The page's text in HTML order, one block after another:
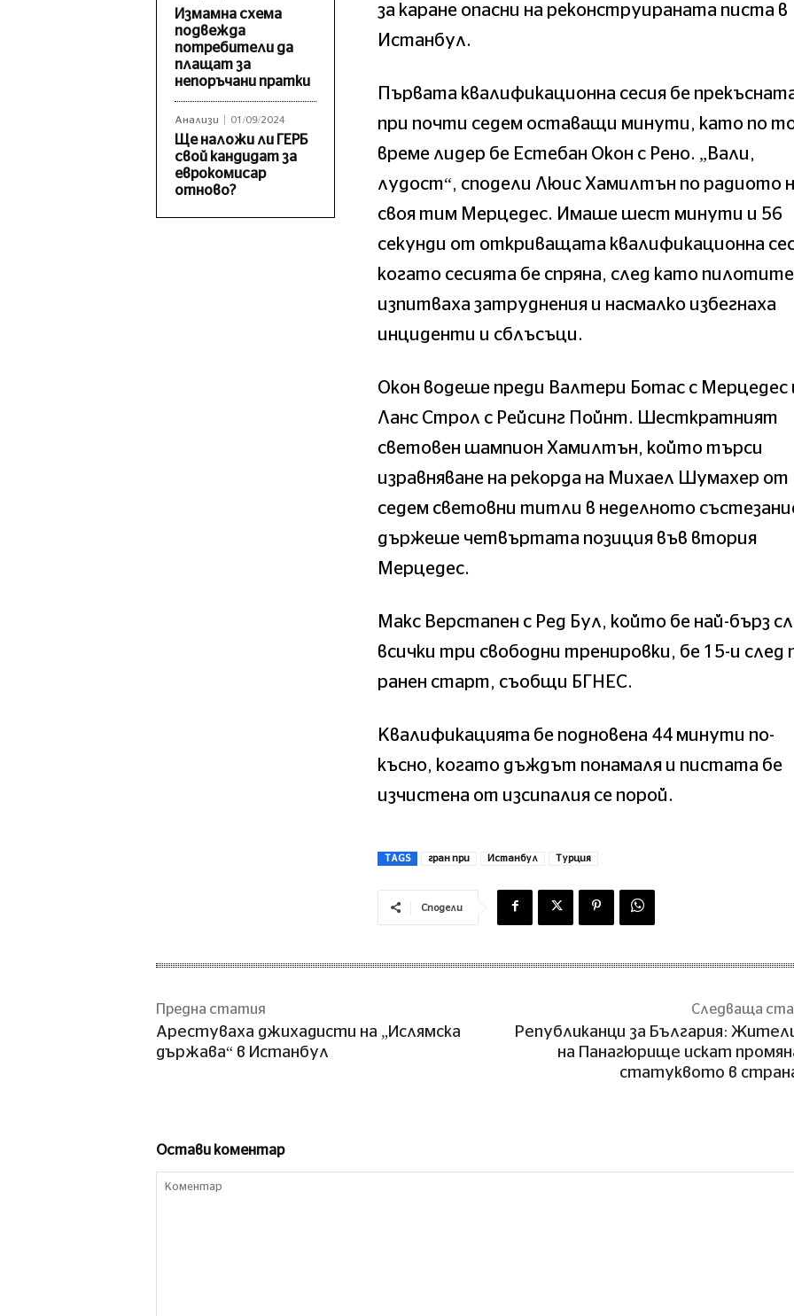
Измамна схема
подвежда
потребители да
плащат за
непоръчани пратки
Анализи 01/09/2024
Ще наложи ли ГЕРБ
свой кандидат за
еврокомисар
отново?
за каране опасни на реконструираната писта в
Истанбул.
Първата квалификационна сесия бе
при почти седем оставащи минути, като по
време лидер бе Естебан Окон с Рено. „Вали,
лудост“, сподели Люис Хамилтън по радиото
своя тим Мерцедес. Имаше шест минути и 56
секунди от откриващата квалификационна
когато сесията бе спряна, след като пилотите
изпитваха затруднения и насмалко избегнаха
инциденти и сблъсъци.
Окон водеше преди Валтери Ботас с Мерцедес
Ланс Строл с Рейсинг Пойнт. Шесткратният
световен шампион Хамилтън, който търси
изравняване на рекорда на Михаел Шумахер от
седем световни титли в неделното
държеше четвъртата позиция във втория
Мерцедес.
Макс Верстапен с Ред Бул, който бе най-бърз
всички три свободни тренировки, бе 15-и след
ранен старт, съобщи БГНЕС.
Квалификацията бе подновена 44 минути по-
късно, когато дъждът понамаля и пистата бе
изчистена от изсипалия се порой.
TAGS гран при Истанбул Турция
Сподели
Предна статия
Арестуваха джихадисти на „Ислямска
държава“ в Истанбул
Следваща
Републиканци за България:
на Панагюрище искат
статуквото в
Остави коментар